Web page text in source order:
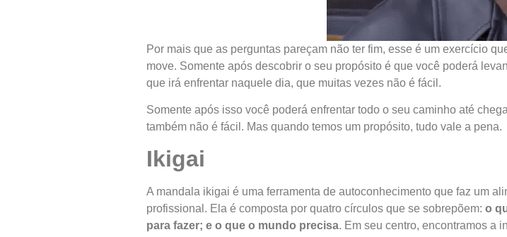
Por mais que as perguntas pareçam não ter fim, esse é um exercício
move. Somente após descobrir o seu propósito é que você poderá
que irá enfrentar naquele dia, que muitas vezes não é fácil.
Somente após isso você poderá enfrentar todo o seu caminho até
também não é fácil. Mas quando temos um propósito, tudo vale a pena.
Ikigai
A mandala ikigai é uma ferramenta de autoconhecimento que faz um
profissional. Ela é composta por quatro círculos que se sobrepõem: o
para fazer; e o que o mundo precisa. Em seu centro, encontramos a